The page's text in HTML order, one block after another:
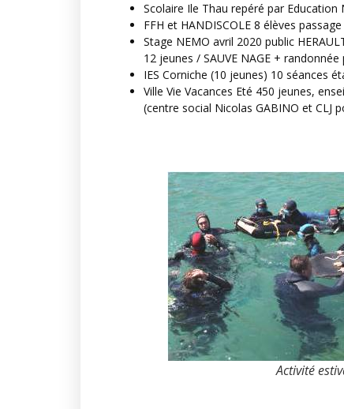
Scolaire Ile Thau repéré par
FFH et HANDISCOLE 8 élèves passage
Stage NEMO avril 2020 public
12 jeunes / SAUVE NAGE + randonnée
IES Corniche (10 jeunes) 10 séances
Ville Vie Vacances Eté 450 jeunes,
(centre social Nicolas GABINO et CLJ
Activité